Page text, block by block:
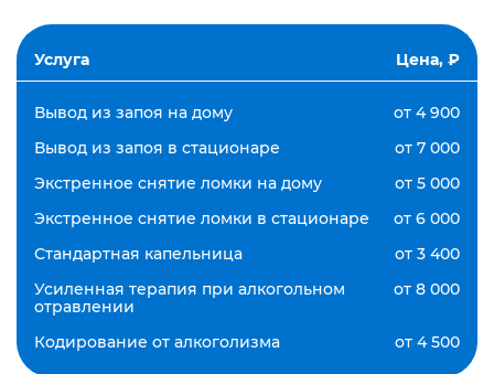
Услуга Цена, ₽
Вывод из запоя на дому
от 4 900
Вывод из запоя в стационаре
от 7 000
Экстренное снятие ломки на дому
от 5 000
Экстренное снятие ломки в стационаре
от 6 000
Стандартная капельница
от 3 400
Усиленная терапия при алкогольном
отравлении
от 8 000
Кодирование от алкоголизма от 4 500